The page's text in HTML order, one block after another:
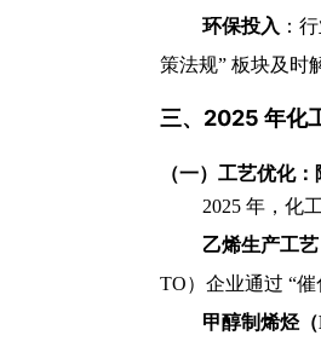
环保投入 ：
策法规” 板块及时
三、2025 年化
（一）工艺优化
2025 年，化
乙烯生产工艺
TO）企业通过 “
甲醇制烯烃